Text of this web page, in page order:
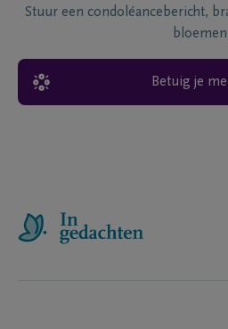
Stuur een condoléancebericht,
bloemen
Betuig je